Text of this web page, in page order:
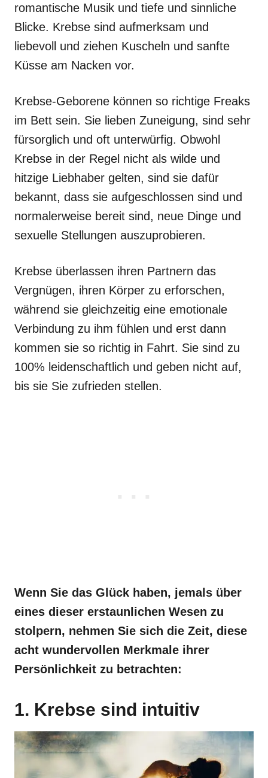
romantische Musik und tiefe und sinnliche
Blicke. Krebse sind aufmerksam und
liebevoll und ziehen Kuscheln und sanfte
Küsse am Nacken vor.
Krebse-Geborene können so richtige Freaks
im Bett sein. Sie lieben Zuneigung, sind sehr
fürsorglich und oft unterwürfig. Obwohl
Krebse in der Regel nicht als wilde und
hitzige Liebhaber gelten, sind sie dafür
bekannt, dass sie aufgeschlossen sind und
normalerweise bereit sind, neue Dinge und
sexuelle Stellungen auszuprobieren.
Krebse überlassen ihren Partnern das
Vergnügen, ihren Körper zu erforschen,
während sie gleichzeitig eine emotionale
Verbindung zu ihm fühlen und erst dann
kommen sie so richtig in Fahrt. Sie sind zu
100% leidenschaftlich und geben nicht auf,
bis sie Sie zufrieden stellen.
Wenn Sie das Glück haben, jemals über
eines dieser erstaunlichen Wesen zu
stolpern, nehmen Sie sich die Zeit, diese
acht wundervollen Merkmale ihrer
Persönlichkeit zu betrachten:
1. Krebse sind intuitiv